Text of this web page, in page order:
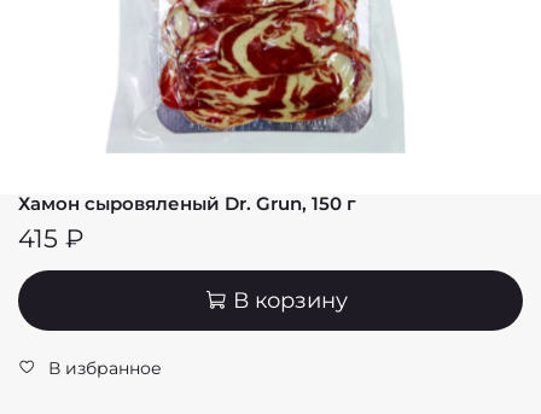
Хамон сыровяленый Dr. Grun, 150 г
415 ₽
В корзину
В избранное